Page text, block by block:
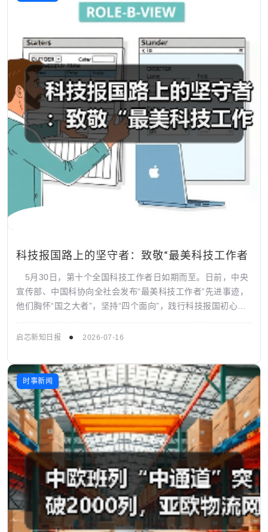
科技报国路上的坚守者：致敬“最美科技工作者
5月30日，第十个全国科技工作者日如期而至。日前，中央
宣传部、中国科协向全社会发布“最美科技工作者”先进事迹，
他们胸怀“国之大者”，坚持“四个面向”，践行科技报国初心，
启芯新知日报 2026-07-16
时事新闻